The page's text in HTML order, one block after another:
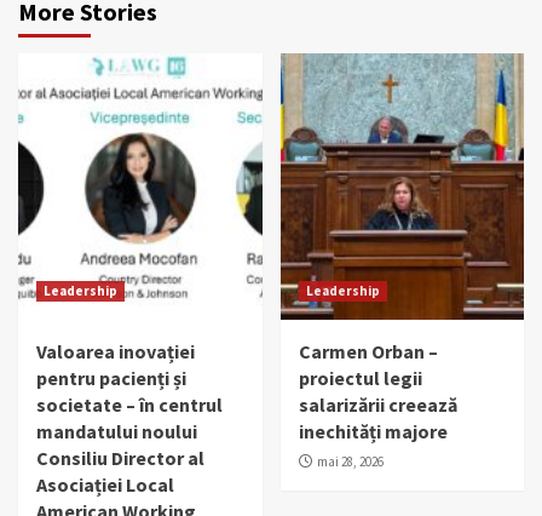
More Stories
Leadership
Valoarea inovației
pentru pacienți și
societate – în centrul
mandatului noului
Consiliu Director al
Asociației Local
American Working
Leadership
Carmen Orban –
proiectul legii
salarizării creează
inechități majore
mai 28, 2026